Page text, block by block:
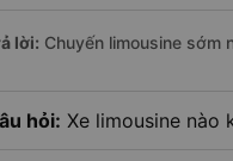
lời: Chuyến limousine sớm
hỏi: Xe limousine nào